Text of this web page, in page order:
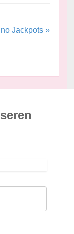
Jackpots »